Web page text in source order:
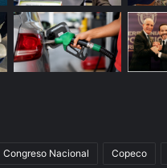
Congreso Nacional Copeco